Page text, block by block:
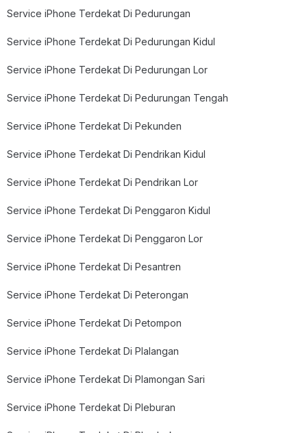
Service iPhone Terdekat Di Pedurungan
Service iPhone Terdekat Di Pedurungan Kidul
Service iPhone Terdekat Di Pedurungan Lor
Service iPhone Terdekat Di Pedurungan Tengah
Service iPhone Terdekat Di Pekunden
Service iPhone Terdekat Di Pendrikan Kidul
Service iPhone Terdekat Di Pendrikan Lor
Service iPhone Terdekat Di Penggaron Kidul
Service iPhone Terdekat Di Penggaron Lor
Service iPhone Terdekat Di Pesantren
Service iPhone Terdekat Di Peterongan
Service iPhone Terdekat Di Petompon
Service iPhone Terdekat Di Plalangan
Service iPhone Terdekat Di Plamongan Sari
Service iPhone Terdekat Di Pleburan